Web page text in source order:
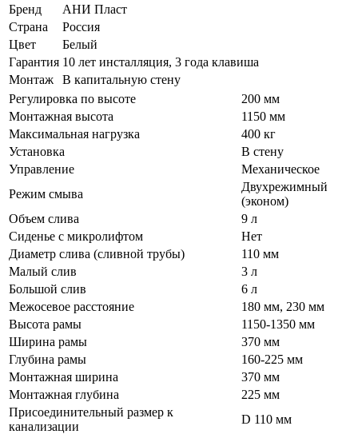
Бренд
АНИ Пласт
Страна
Россия
Цвет
Белый
Гарантия 10 лет инсталляция, 3 года клавиша
Монтаж
В капитальную стену
Регулировка по высоте
200 мм
Монтажная высота
1150 мм
Максимальная нагрузка
400 кг
Установка
В стену
Управление
Механическое
Режим смыва
Двухрежимный
(эконом)
Объем слива
9 л
Сиденье с микролифтом
Нет
Диаметр слива (сливной трубы)
110 мм
Малый слив
3 л
Большой слив
6 л
Межосевое расстояние
180 мм, 230 мм
Высота рамы
1150-1350 мм
Ширина рамы
370 мм
Глубина рамы
160-225 мм
Монтажная ширина
370 мм
Монтажная глубина
225 мм
Присоединительный размер к
канализации
D 110 мм